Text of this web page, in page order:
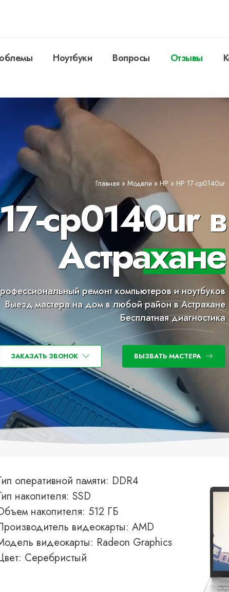
Ноутбуки Вопросы Отзывы
Главная » Модели » HP » HP 17-cp0140ur
cp0140ur в
Астрахане
ремонт компьютеров и ноутбуков
Выезд мастера на дом в любой район в Астрахане
Бесплатная диагностика
ЗАКАЗАТЬ ЗВОНОК ВЫЗВАТЬ МАСТЕРА
оперативной памяти: DDR4
накопителя: SSD
накопителя: 512 ГБ
видеокарты: AMD
видеокарты: Radeon Graphics
Серебристый